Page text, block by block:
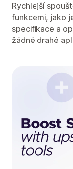
Rychlejší
funkcemi, jako
specifikace a
žádné drahé